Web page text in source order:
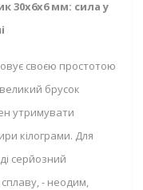
30х6х6 мм: сила у
своєю простотою
брусок
утримувати
кілограми. Для
серйозний
- неодим,